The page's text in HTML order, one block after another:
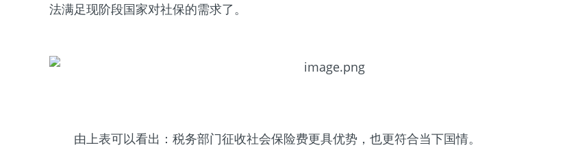
法满足现阶段国家对社保的需求了。
由上表可以看出：税务部门征收社会保险费更具优势，也更符合当下国情。